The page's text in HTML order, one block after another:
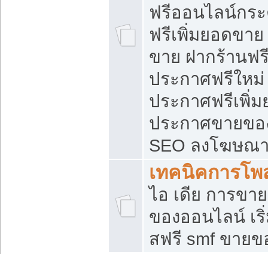
ฟรีออนไลน์กร
ฟรีเพิ่มยอดขา
ขาย ฝากร้านฟ
ประกาศฟรีใหม่
ประกาศฟรีเพิ่
ประกาศขายข
SEO ลงโฆษณ
เทคนิคการโ
ไอ เดีย การขา
ของออนไลน์ เ
สฟรี smf ขาย